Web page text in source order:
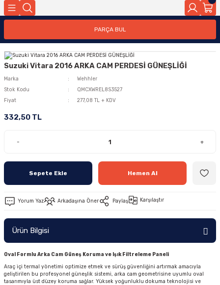
PARÇA BUL
Suzuki Vitara 2016 ARKA CAM PERDESİ GÜNEŞLİĞİ
Marka
Wehhler
Stok Kodu
QMCXWREL8S3527
Fiyat
277,08 TL + KDV
332,50 TL
- +
Sepete Ekle Hemen Al
Yorum Yaz Arkadaşına Öner Paylaş Karşılaştır
Ürün Bilgisi
Oval Formlu Arka Cam Güneş Koruma ve Işık Filtreleme Paneli
Araç içi termal yönetimi optimize etmek ve sürüş güvenliğini artırmak amacıyla
geliştirilen bu profesyonel güneşlik sistemi, arka cam geometrisine uyumlu oval
tasarımıyla üst düzey koruma sağlar. Yüksek yoğunluklu dokuma teknolojisi ve